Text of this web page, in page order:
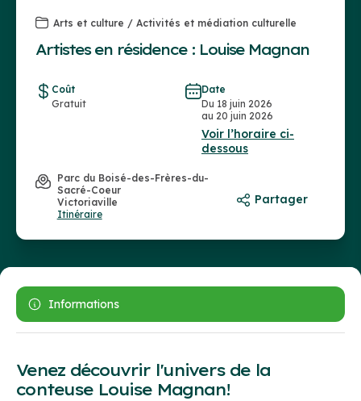
Arts et culture / Activités et médiation culturelle
Artistes en résidence : Louise Magnan
Coût
Gratuit
Date
Du 18 juin 2026
au 20 juin 2026
Voir l’horaire ci-
dessous
Parc du Boisé-des-Frères-du-
Sacré-Coeur
Victoriaville
Itinéraire
Partager
Informations
Venez découvrir l'univers de la
conteuse Louise Magnan!